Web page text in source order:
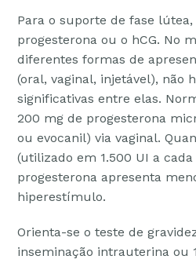
Para o suporte de fase
progesterona ou o hCG. No
diferentes formas de
(oral, vaginal, injetável), não
significativas entre elas.
200 mg de progesterona
ou evocanil) via vaginal.
(utilizado em 1.500 UI a
progesterona apresenta
hiperestímulo.
Orienta-se o teste de
inseminação intrauterina ou